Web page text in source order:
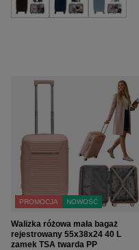
PROMOCJA NOWOŚĆ
Walizka różowa mała bagaż
rejestrowany 55x38x24 40 L
zamek TSA twarda PP